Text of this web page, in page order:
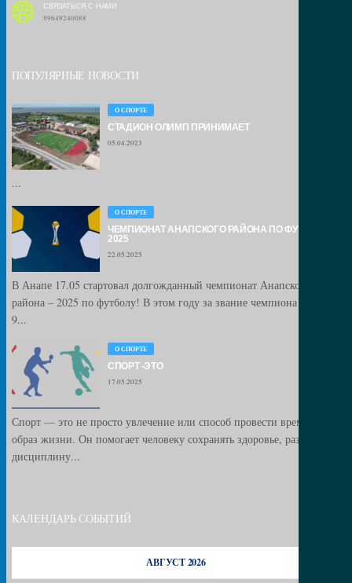
СВЯЗАТЬСЯ С НАМИ
89649240088
ПОПУЛЯРНЫЕ НОВОСТИ
О СПОРТЕ
СТАДИОН ОЛИМП ПРИНИМАЕТ
05.04.2023
...
О СПОРТЕ
ЧЕМПИОНАТ АНАПСКОГО РАЙОНА ПО ФУТБОЛУ –
2025
22.05.2025
В Анапе 17.05 стартовал долгожданный чемпионат Анапского
района – 2025 по футболу! В этом году за звание чемпиона сразятся
9...
О СПОРТЕ
СПОРТ -ЭТО
17.05.2025
Спорт — это не просто увлечение или способ провести время, это
образ жизни. Он помогает человеку сохранять здоровье, развивать
дисциплину...
КАЛЕНДАРЬ СОБЫТИЙ
АВГУСТ 2026